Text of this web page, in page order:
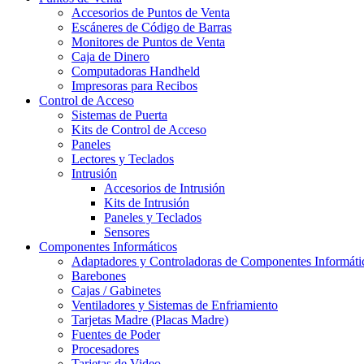
Accesorios de Puntos de Venta
Escáneres de Código de Barras
Monitores de Puntos de Venta
Caja de Dinero
Computadoras Handheld
Impresoras para Recibos
Control de Acceso
Sistemas de Puerta
Kits de Control de Acceso
Paneles
Lectores y Teclados
Intrusión
Accesorios de Intrusión
Kits de Intrusión
Paneles y Teclados
Sensores
Componentes Informáticos
Adaptadores y Controladoras de Componentes
Barebones
Cajas / Gabinetes
Ventiladores y Sistemas de Enfriamiento
Tarjetas Madre (Placas Madre)
Fuentes de Poder
Procesadores